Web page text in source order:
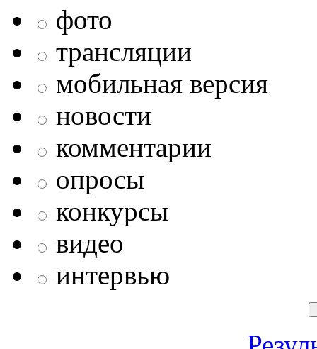
фото
трансляции
мобильная версия
новости
комментарии
опросы
конкурсы
видео
интервью